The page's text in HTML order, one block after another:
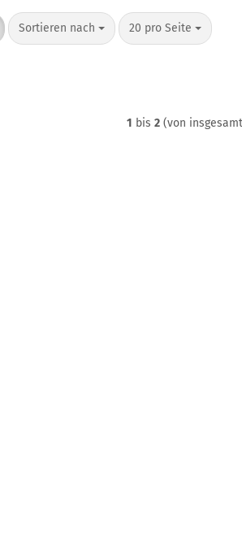
Sortieren nach
Sortieren nach 20 pro Seite
pro Seite
1 bis2 (von